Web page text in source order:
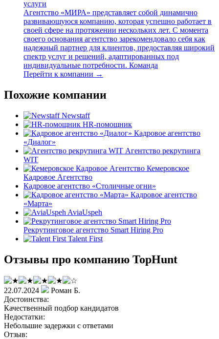
услуги
Агентство «МИРА» представляет собой динамично
развивающуюся компанию, которая успешно работает в
своей сфере на протяжении нескольких лет. С момента
своего основания агентство зарекомендовало себя как
надежный партнер для клиентов, предоставляя широкий
спектр услуг и решений, адаптированных под
индивидуальные потребности. Команда
Перейти к компании →
Похожие компании
Newstaff
HR-помощник
Кадровое агентство
«Диалог»
Агентство рекрутинга
WIT
Кемеровское
Кадровое Агентство
Кадровое агентство «Столичные огни»
Кадровое агентство
«Марта»
AviaUspeh
Рекрутинговое агентство Smart Hiring Pro
Talent First
Отзывы про компанию TopHunt
22.07.2024
Роман Б.
Достоинства:
Качественный подбор кандидатов
Недостатки:
Небольшие задержки с ответами
Отзыв: